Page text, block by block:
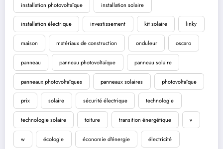
installation photovoltaïque installation solaire
installation électrique investissement kit solaire linky
maison matériaux de construction onduleur oscaro
panneau panneau photovoltaïque panneau solaire
panneaux photovoltaïques panneaux solaires photovoltaïque
prix solaire sécurité électrique technologie
technologie solaire toiture transition énergétique v
w écologie économie d'énergie électricité